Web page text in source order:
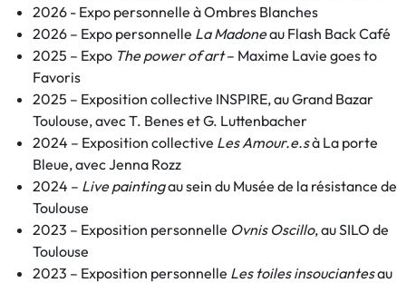
2026 - Expo personnelle à Ombres Blanches
2026 – Expo personnelle La Madoneau Flash Back Café
2025 – Expo The power of art– Maxime Lavie goes to
Favoris
2025 – Exposition collective INSPIRE, au Grand Bazar
Toulouse, avec T. Benes et G. Luttenbacher
2024 – Exposition collective Les Amour.e.sà La porte
Bleue, avec Jenna Rozz
2024 – Live paintingau sein du Musée de la résistance de
Toulouse
2023 – Exposition personnelle Ovnis Oscillo, au SILO de
Toulouse
2023 – Exposition personnelle Les toiles insouciantesau